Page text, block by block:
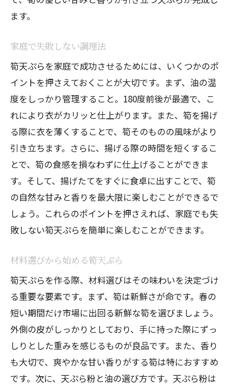
ます。
家庭で失敗しない調理法
筍天ぷらを家庭で成功させるためには、いくつかのポ
イントを押さえておくことが大切です。まず、油の温
度をしっかり管理すること。180度前後が最適で、こ
れにより衣がカリッと仕上がります。また、筍を揚げ
る際に衣を薄くすることで、筍そのものの風味がより
引き立ちます。さらに、揚げる際の時間を短くするこ
とで、筍の食感を損なわずに仕上げることができま
す。そして、揚げたてをすぐに食卓に出すことで、筍
の自然な甘みと香りを最大限に楽しむことができるで
しょう。これらのポイントを押さえれば、家庭でも失
敗しない筍天ぷらを簡単に楽しむことができます。
材料選びから始める筍天ぷら
筍天ぷらを作る際、材料選びはその味わいを決定づけ
る重要な要素です。まず、筍は新鮮さが命です。春の
短い期間だけ市場に出回る新鮮な筍を選びましょう。
外側の皮がしっかりとしており、手に持った際にずっ
しりとした重みを感じるものが良品です。また、香り
も大切で、爽やかな甘い香りがする筍は特におすすめ
です。次に、天ぷら粉と油の選び方です。天ぷら粉は